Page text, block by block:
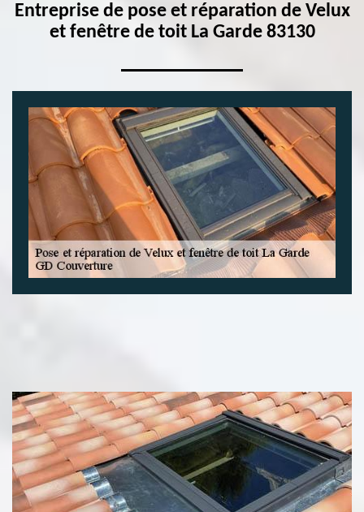
Entreprise de pose et réparation de Velux
et fenêtre de toit La Garde 83130